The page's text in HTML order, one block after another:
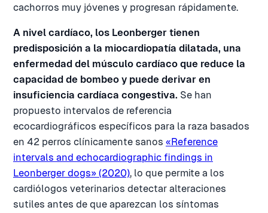
cachorros muy jóvenes y progresan rápidamente.
A nivel cardíaco, los Leonberger tienen
predisposición a la miocardiopatía dilatada, una
enfermedad del músculo cardíaco que reduce la
capacidad de bombeo y puede derivar en
insuficiencia cardíaca congestiva. Se han
propuesto intervalos de referencia
ecocardiográficos específicos para la raza basados
en 42 perros clínicamente sanos «Reference
intervals and echocardiographic findings in
Leonberger dogs» (2020), lo que permite a los
cardiólogos veterinarios detectar alteraciones
sutiles antes de que aparezcan los síntomas